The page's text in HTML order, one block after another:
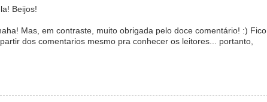
Beijos!
Mas, em contraste, muito obrigada pelo doce comentário! :) Fico
dos comentarios mesmo pra conhecer os leitores... portanto,